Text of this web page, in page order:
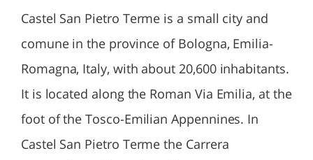
Castel San Pietro Terme is a small city and
comune in the province of Bologna, Emilia-
Romagna, Italy, with about 20,600 inhabitants.
It is located along the Roman Via Emilia, at the
foot of the Tosco-Emilian Appennines. In
Castel San Pietro Terme the Carrera